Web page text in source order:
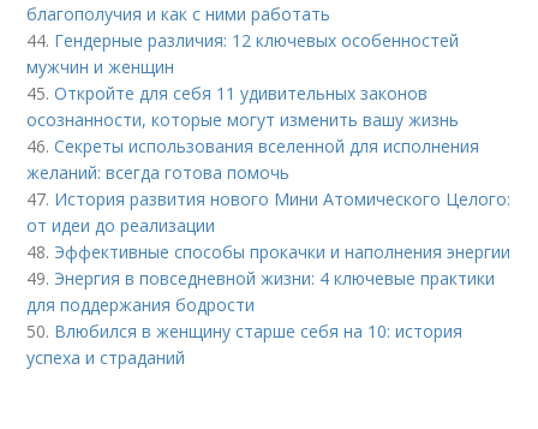
благополучия и как с ними работать
44. Гендерные различия: 12 ключевых особенностей
мужчин и женщин
45.Откройте для себя 11 удивительных законов
осознанности, которые могут изменить вашу жизнь
46.Секреты использования вселенной для исполнения
желаний: всегда готова помочь
47. История развития нового Мини Атомического Целого:
от идеи до реализации
48. Эффективные способы прокачки и наполнения энергии
49. Энергия в повседневной жизни: 4 ключевые практики
для поддержания бодрости
50. Влюбился в женщину старше себя на 10: история
успеха и страданий